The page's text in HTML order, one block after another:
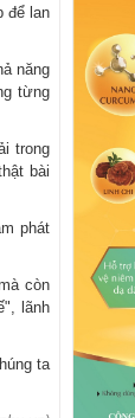
để lan
năng
từng
trong
bài
phát
còn
lãnh
ta